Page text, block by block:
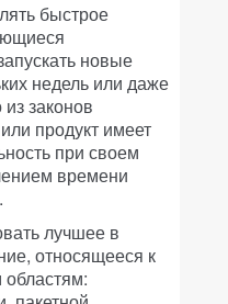
быстрое
новые
недель или даже
законов
продукт имеет
при своем
времени
лучшее в
относящееся к